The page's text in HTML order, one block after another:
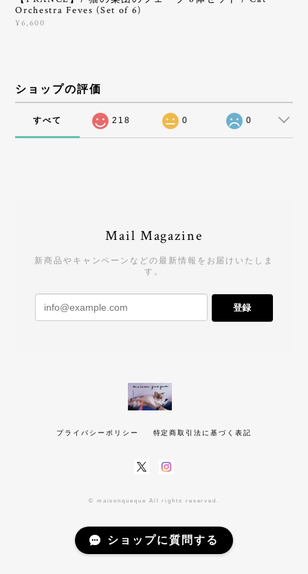
Orchestra Feves (Set of 6)
¥6,600
ショップの評価
すべて 218 0 0
Mail Magazine
新商品やキャンペーンなどの最新情報をお届けいたしま
す。
登録
プライバシーポリシー 特定商取引法に基づく表記
© maisonqueque All rights reserved.
ショップに質問する